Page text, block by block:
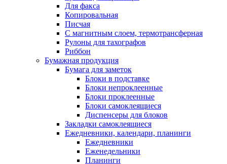
Для факса
Копировальная
Писчая
С магнитным слоем, термотрансферная
Рулоны для тахографов
Риббон
Бумажная продукция
Бумага для заметок
Блоки в подставке
Блоки непроклеенные
Блоки проклеенные
Блоки самоклеящиеся
Диспенсеры для блоков
Закладки самоклеящиеся
Ежедневники, календари, планинги
Ежедневники
Еженедельники
Планинги